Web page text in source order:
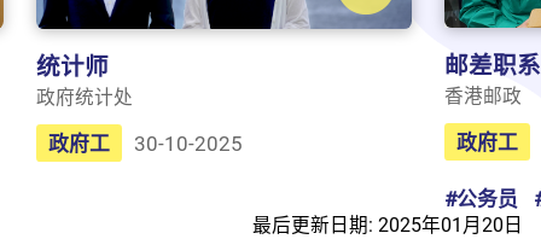
统计师
政府统计处
政府工 30-10-2025
邮差职系
香港邮政
政府工
#公务员
最后更新日期: 2025年01月20日